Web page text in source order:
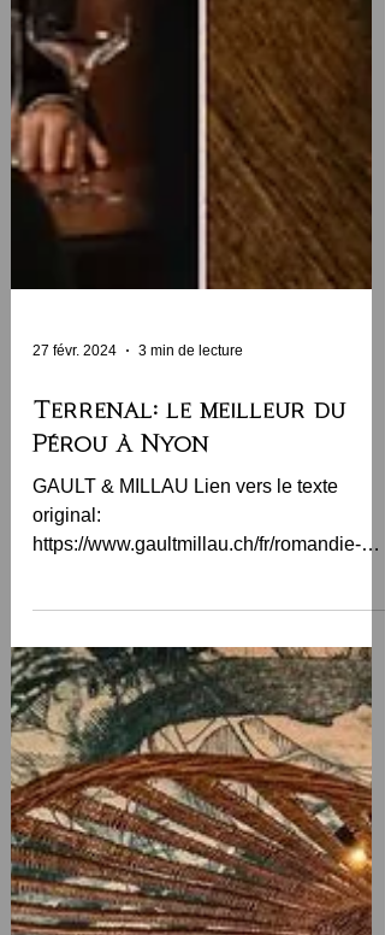
27 févr. 2024 3 min de lecture
Terrenal: le meilleur du
original:
https://www.gaultmillau.ch/fr/romandie-
gourmande/terrenal-le-meilleur-du-perou-
a-nyon-651066...